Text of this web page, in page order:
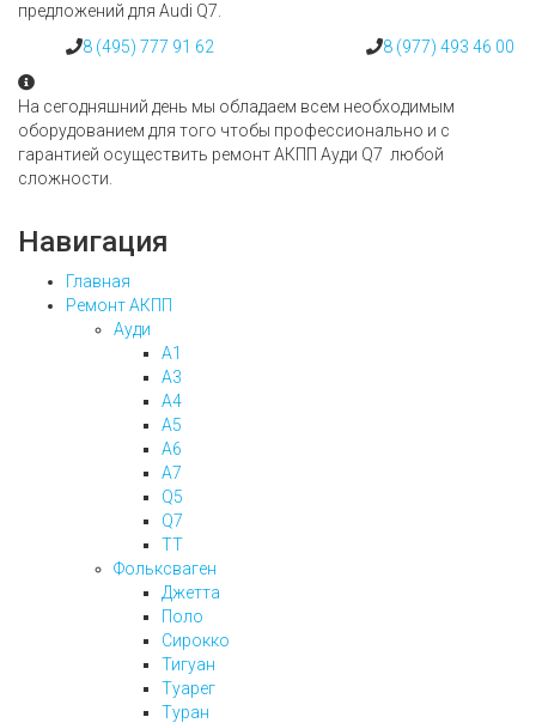
предложений для Audi Q7.
8 (495) 777 91 62
8 (977) 493 46 00
На сегодняшний день мы обладаем всем необходимым
оборудованием для того чтобы профессионально и с
гарантией осуществить ремонт АКПП Ауди Q7 любой
сложности.
Навигация
Главная
Ремонт АКПП
Ауди
А1
А3
А4
А5
А6
А7
Q5
Q7
ТТ
Фольксваген
Джетта
Поло
Сирокко
Тигуан
Туарег
Туран